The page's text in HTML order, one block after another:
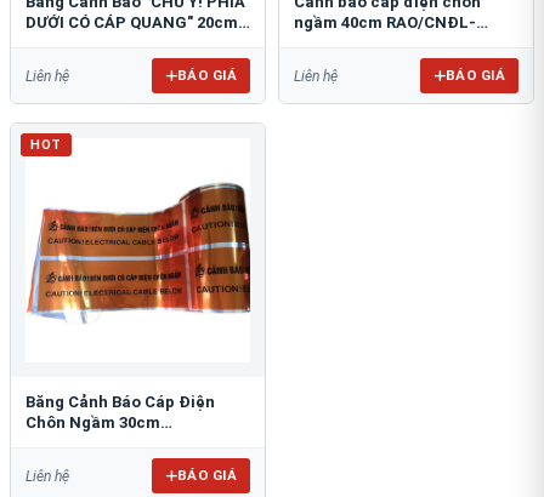
DƯỚI CÓ CÁP QUANG" 20cm
Liên hệ BÁO GIÁ
ngầm 40cm RAO/CNĐL-
Liên hệ BÁO GIÁ
HOT
Băng Cảnh Báo Cáp Điện
Chôn Ngầm 30cm
Liên hệ BÁO GIÁ